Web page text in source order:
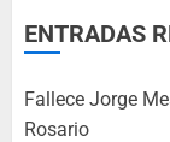
ENTRADAS
Fallece Jorge
Rosario